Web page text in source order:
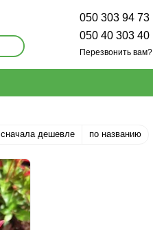
050 303 94 73
050 40 303 40
Перезвонить вам?
сначала дешевле по названию